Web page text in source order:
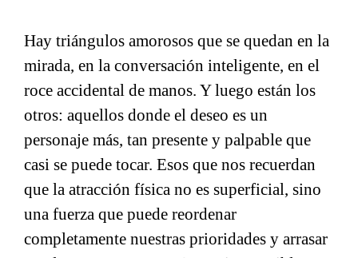
Hay triángulos amorosos que se quedan en la
mirada, en la conversación inteligente, en el
roce accidental de manos. Y luego están los
otros: aquellos donde el deseo es un
personaje más, tan presente y palpable que
casi se puede tocar. Esos que nos recuerdan
que la atracción física no es superficial, sino
una fuerza que puede reordenar
completamente nuestras prioridades y arrasar